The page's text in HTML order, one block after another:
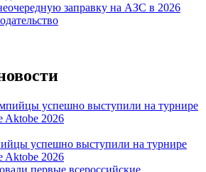
заправку на АЗС в 2026
успешно выступили на турнире
Aktobe 2026